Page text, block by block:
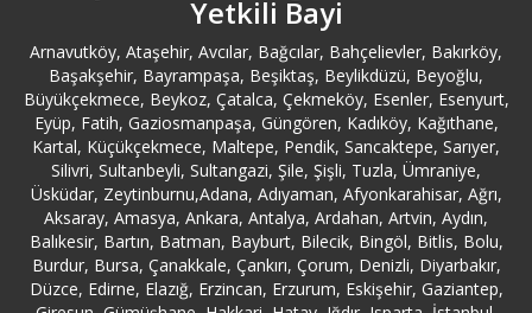
Bebek Logo Servisi
Beşiktaş Logo Servisi
Beykoz Logo Servisi
Beylerbeyi Logo Servisi
Bilecik Logo Servisi
Yetkili Bayi
Arnavutköy, Ataşehir, Avcılar, Bağcılar, Bahçelievler, Bakırköy,
Başakşehir, Bayrampaşa, Beşiktaş, Beylikdüzü, Beyoğlu,
Büyükçekmece, Beykoz, Çatalca, Çekmeköy, Esenler, Esenyurt,
Eyüp, Fatih, Gaziosmanpaşa, Güngören, Kadıköy, Kağıthane,
Kartal, Küçükçekmece, Maltepe, Pendik, Sancaktepe, Sarıyer,
Silivri, Sultanbeyli, Sultangazi, Şile, Şişli, Tuzla, Ümraniye,
Üsküdar, Zeytinburnu,Adana, Adıyaman, Afyonkarahisar, Ağrı,
Aksaray, Amasya, Ankara, Antalya, Ardahan, Artvin, Aydın,
Balıkesir, Bartın, Batman, Bayburt, Bilecik, Bingöl, Bitlis, Bolu,
Burdur, Bursa, Çanakkale, Çankırı, Çorum, Denizli, Diyarbakır,
Düzce, Edirne, Elazığ, Erzincan, Erzurum, Eskişehir, Gaziantep,